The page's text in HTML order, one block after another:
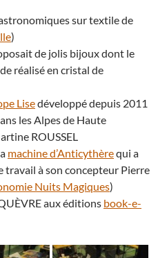
sur textile de
)
de jolis bijoux dont le
réalisé en cristal de
Lisedéveloppé depuis 2011
les Alpes de Haute
ROUSSEL
machine d’Anticythèrequi a
travail à son concepteur Pierre
Nuits Magiques)
aux éditions book-e-